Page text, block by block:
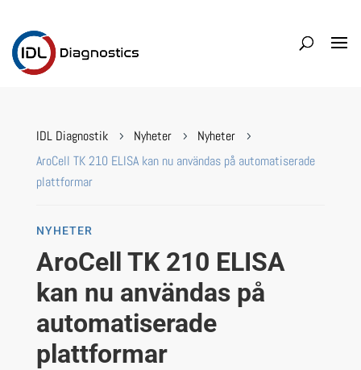
IDL Diagnostik 5 Nyheter 5 Nyheter 5
AroCell TK 210 ELISA kan nu användas på automatiserade
plattformar
NYHETER
AroCell TK 210 ELISA
kan nu användas på
automatiserade
plattformar